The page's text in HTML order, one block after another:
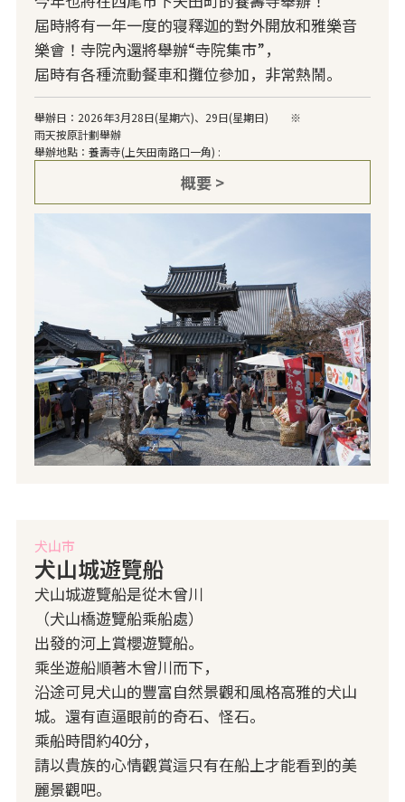
屆時將有一年一度的寝釋迦的對外開放和雅樂音
樂會！寺院內還將舉辦“寺院集市”，
屆時有各種流動餐車和攤位參加，非常熱鬧。
舉辦日：2026年3月28日(星期六)、29日(星期日) ※
雨天按原計劃舉辦
舉辦地點：養壽寺(上矢田南路口一角) :
概要 >
犬山市
犬山城遊覽船
犬山城遊覽船是從木曾川
（犬山橋遊覽船乘船處）
出發的河上賞櫻遊覽船。
乘坐遊船順著木曾川而下，
沿途可見犬山的豐富自然景觀和風格高雅的犬山
城。還有直逼眼前的奇石、怪石。
乘船時間約40分，
請以貴族的心情觀賞這只有在船上才能看到的美
麗景觀吧。